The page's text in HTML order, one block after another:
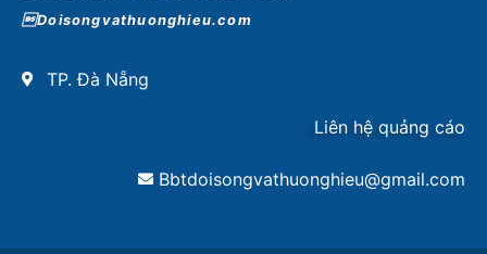
Doisongvathuonghieu.com
TP. Đà Nẵng
Liên hệ quảng cáo
Bbtdoisongvathuonghieu@gmail.com